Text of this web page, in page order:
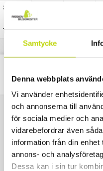
Samtycke
Denna webbplats
Vi använder
och annonserna till
för sociala medier och
vidarebefordrar även
information från din
annons- och
Dessa kan i sin tur
31
1689:-
Classic
Kontakta oss
040 611 6130
kontakt@risskov.se